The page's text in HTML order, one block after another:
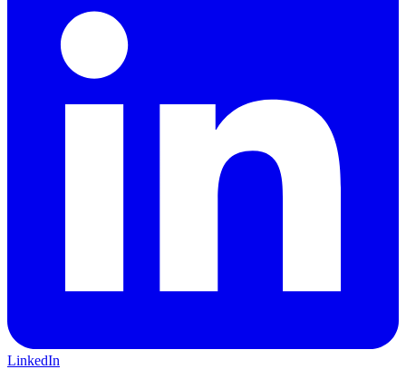
LinkedIn